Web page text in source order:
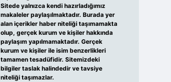
Sitede yalnızca kendi hazırladığımız
makaleler paylaşılmaktadır. Burada yer
alan içerikler haber niteliği taşımamakta
olup, gerçek kurum ve kişiler hakkında
paylaşım yapılmamaktadır. Gerçek
kurum ve kişiler ile isim benzerlikleri
tamamen tesadüfidir. Sitemizdeki
bilgiler taslak halindedir ve tavsiye
niteliği taşımazlar.